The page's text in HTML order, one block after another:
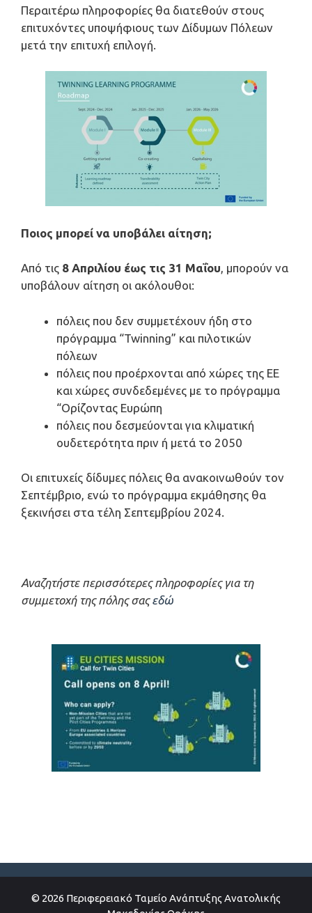
Περαιτέρω πληροφορίες θα διατεθούν στους
επιτυχόντες υποψήφιους των Δίδυμων Πόλεων
μετά την επιτυχή επιλογή.
Ποιος μπορεί να υποβάλει αίτηση;
Από τις 8 Απριλίου έως τις 31 Μαΐου, μπορούν να
υποβάλουν αίτηση οι ακόλουθοι:
πόλεις που δεν συμμετέχουν ήδη στο
πρόγραμμα “Twinning” και πιλοτικών
πόλεων
πόλεις που προέρχονται από χώρες της ΕΕ
και χώρες συνδεδεμένες με το πρόγραμμα
“Ορίζοντας Ευρώπη
πόλεις που δεσμεύονται για κλιματική
ουδετερότητα πριν ή μετά το 2050
Οι επιτυχείς δίδυμες πόλεις θα ανακοινωθούν τον
Σεπτέμβριο, ενώ το πρόγραμμα εκμάθησης θα
ξεκινήσει στα τέλη Σεπτεμβρίου 2024.
Αναζητήστε περισσότερεςπληροφορίες για τη
συμμετοχή της πόλης σαςεδώ
© 2026 Περιφερειακό Ταμείο Ανάπτυξης Ανατολικής